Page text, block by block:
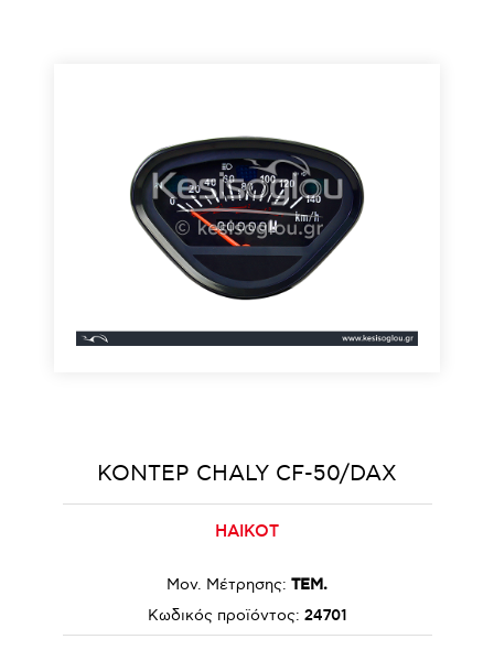
ΚΟΝΤΕΡ CHALY CF-50/DAX
HAIKOT
Μον. Μέτρησης: ΤΕΜ.
Κωδικός προϊόντος: 24701